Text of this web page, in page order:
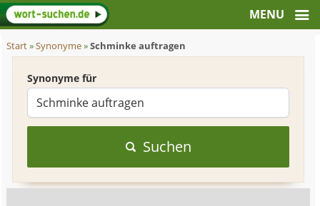
Start»Synonyme»Schminke auftragen
Synonyme für
Suchen